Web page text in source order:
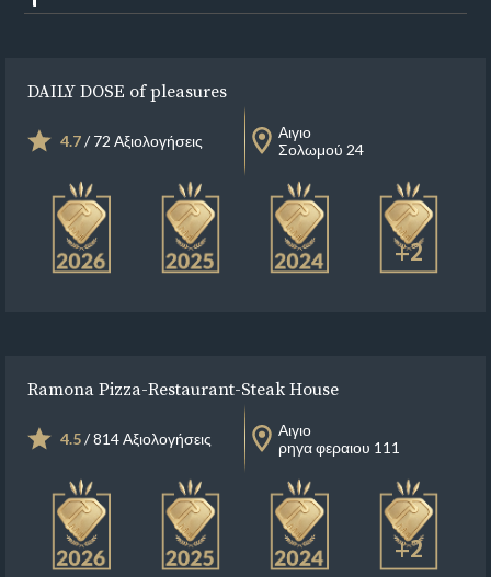
DAILY DOSE of pleasures
4.7/ 72 Αξιολογήσεις
Αιγιο
Σολωμού 24
+2
Ramona Pizza-Restaurant-Steak House
4.5/ 814 Αξιολογήσεις
Αιγιο
ρηγα φεραιου 111
+2